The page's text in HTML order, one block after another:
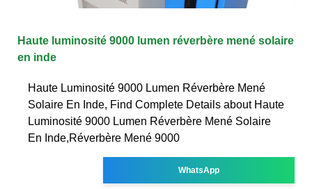
Haute luminosité 9000 lumen réverbère mené solaire
en inde
Haute Luminosité 9000 Lumen Réverbère Mené
Solaire En Inde, Find Complete Details about Haute
Luminosité 9000 Lumen Réverbère Mené Solaire
En Inde,Réverbère Mené 9000
WhatsApp